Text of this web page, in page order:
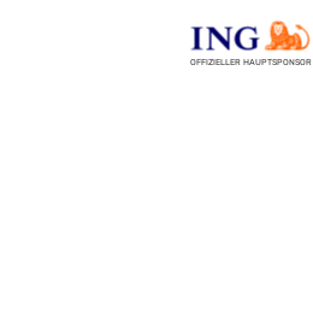
OFFIZIELLER HAUPTSPONSOR